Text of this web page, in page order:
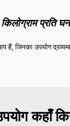
प्रति
हैं, जिनका उपयोग
कहाँ